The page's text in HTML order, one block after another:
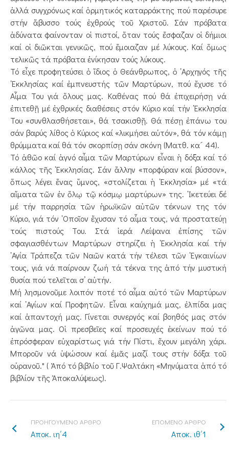
ἀλλά συγχρόνως καί ὁρμητικός καταρράκτης πού παρέσυρε
στήν ἄβυσσο τούς ἐχθρούς τοῦ Χριστοῦ. Σάν πρόβατα
ἀδύνατα φαίνονταν οἱ πιστοί, ὅταν τούς ἔσφαζαν οἱ δήμιοι
καί οἱ διῶκται γενικῶς, πού ἔμοιαζαν μέ λύκους. Καί ὅμως
τελικῶς τά πρόβατα ἐνίκησαν τούς λύκους.
Τό εἶχε προφητεύσει ὁ ἴδιος ὁ Θεάνθρωπος, ὁ ᾿Αρχηγός τῆς
᾿Εκκλησίας καί ἐμπνευστής τῶν Μαρτύρων, πού ἔχυσε τό
Αἷμα Του γιά ὅλους μας. Καθένας πού θά ἐπιχειρήσῃ νά
ἐπιτεθῇ μέ ἐχθρικές διαθέσεις στόν Κύριο καί τήν ᾿Εκκλησία
Του «συνθλασθήσεται», θά τσακισθῇ. Θά πέσῃ ἐπάνω του
σάν βαρύς λίθος ὁ Κύριος καί «λικμήσει αὐτόν», θά τόν κάμῃ
θρύμματα καί θά τόν σκορπίσῃ σάν σκόνη (Ματθ. κα´ 44).
Τό ἀθῶο καί ἁγνό αἷμα τῶν Μαρτύρων εἶναι ἡ δόξα καί τό
κάλλος τῆς ᾿Εκκλησίας. Σάν ἄλλην «πορφύραν καί βύσσον»,
ὅπως λέγει ἕνας ὕμνος, «στολίζεται ἡ ᾿Εκκλησία» μέ «τά
αἵματα τῶν ἐν ὅλῳ τῷ κόσμῳ μαρτύρων» της. ῾Ικετεύει δέ
μέ τήν παρρησία τῶν ἡρωϊκῶν αὐτῶν τέκνων της τόν
Κύριο, γιά τόν ῾Οποῖον ἔχυσαν τό αἷμα τους, νά προστατεύῃ
τούς πιστούς Του. Στά ἱερά Λείψανα ἐπίσης τῶν
σφαγιασθέντων Μαρτύρων στηρίζει ἡ ᾿Εκκλησία καί τήν
῾Αγία Τράπεζα τῶν Ναῶν κατά τήν τέλεσι τῶν ᾿Εγκαινίων
τους, γιά νά παίρνουν ζωή τά τέκνα της ἀπό τήν μυστική
θυσία πού τελεῖται σ’ αὐτήν.
Μή λησμονοῦμε λοιπόν ποτέ τό αἷμα αὐτό τῶν Μαρτύρων
καί ῾Αγίων καί Προφητῶν. Εἶναι καύχημά μας, ἐλπίδα μας
καί ἀπαντοχή μας. Γίνεται συνεργός καί βοηθός μας στόν
ἀγῶνα μας. Οἱ πρεσβεῖες καί προσευχές ἐκείνων πού τό
ἐπρόσφεραν εὐχαρίστως γιά τήν Πίστι, ἔχουν μεγάλη χάρι.
Μποροῦν νά ὑψώσουν καί ἐμᾶς μαζί τους στήν δόξα τοῦ
οὐρανοῦ." ( Ἀπό τό βιβλίο τοῦ Γ.Ψαλτάκη «Μηνύματα ἀπό τό
βιβλίον τῆς Ἀποκαλύψεως).
ΠΡΟΗΓΟΥΜΕΝΟ ΑΡΘΡΟ
Αποκ. ιη΄4
ΕΠΟΜΕΝΟ ΑΡΘΡΟ
Αποκ. ιθ΄1